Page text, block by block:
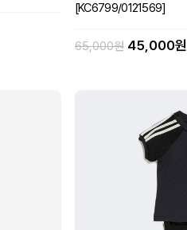
[KC6799/0121569]
65,000원 45,000원